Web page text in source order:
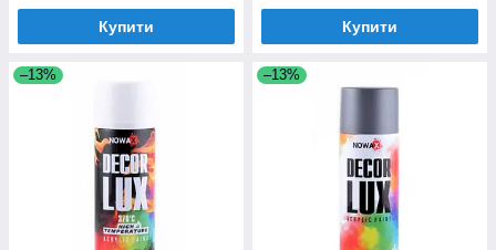
Купити Купити
–13% –13%